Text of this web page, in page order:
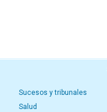
Sucesos y tribunales
Salud